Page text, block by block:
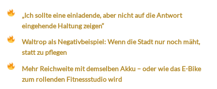
„Ich sollte eine einladende, aber nicht auf die Antwort
eingehende Haltung zeigen“
Waltrop als Negativbeispiel: Wenn die Stadt nur noch mäht,
statt zu pflegen
Mehr Reichweite mit demselben Akku – oder wie das E-Bike
zum rollenden Fitnessstudio wird